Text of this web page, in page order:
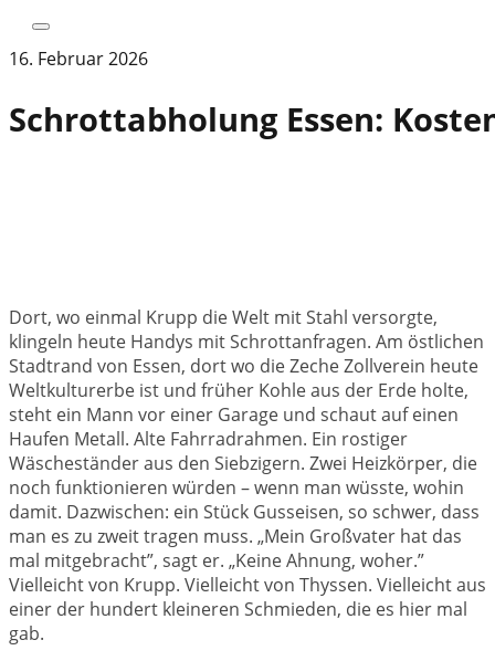
16. Februar 2026
Schrottabholung Essen:
Dort, wo einmal Krupp die Welt mit Stahl versorgte,
klingeln heute Handys mit Schrottanfragen. Am östlichen
Stadtrand von Essen, dort wo die Zeche Zollverein heute
Weltkulturerbe ist und früher Kohle aus der Erde holte,
steht ein Mann vor einer Garage und schaut auf einen
Haufen Metall. Alte Fahrradrahmen. Ein rostiger
Wäscheständer aus den Siebzigern. Zwei Heizkörper, die
noch funktionieren würden – wenn man wüsste, wohin
damit. Dazwischen: ein Stück Gusseisen, so schwer, dass
man es zu zweit tragen muss. „Mein Großvater hat das
mal mitgebracht”, sagt er. „Keine Ahnung, woher.”
Vielleicht von Krupp. Vielleicht von Thyssen. Vielleicht aus
einer der hundert kleineren Schmieden, die es hier mal
gab.